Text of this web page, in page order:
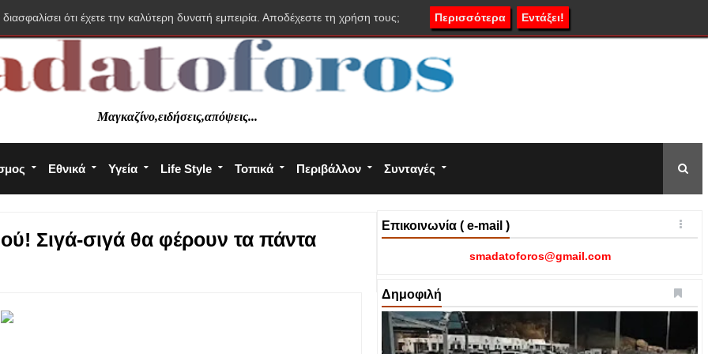
Μαγκαζίνο,ειδήσεις,απόψεις...
Εθνικά Υγεία Life Style Τοπικά Περιβάλλον Συνταγές
Σιγά-σιγά θα φέρουν τα πάντα
Επικοινωνία ( e-mail )
smadatoforos@gmail.com
Δημοφιλή
ότι έχετε την καλύτερη δυνατή εμπειρία. Αποδέχεστε τη χρήση τους; Περισσότερα Εντάξει!